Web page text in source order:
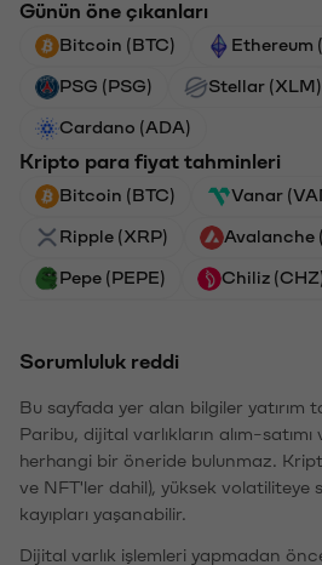
Günün öne çıkanları
Bitcoin (BTC) Ethereum
PSG (PSG) Stellar (XLM)
Cardano (ADA)
Kripto para fiyat tahminleri
Bitcoin (BTC) Vanar
Ripple (XRP) Avalanche
Pepe (PEPE) Chiliz
Sorumluluk reddi
Bu sayfada yer alan bilgiler yatırım
Paribu, dijital varlıkların alım-
herhangi bir öneride bulunmaz.
ve NFT'ler dahil), yüksek volatiliteye
kayıpları yaşanabilir.
Dijital varlık işlemleri yapmadan